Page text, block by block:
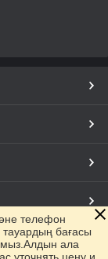
телефон
бағасы
ала